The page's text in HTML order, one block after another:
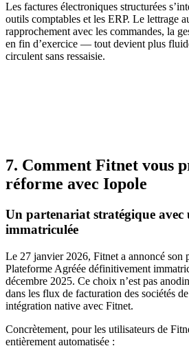
Les factures électroniques structurées
outils comptables et les ERP. Le lettrage
rapprochement avec les commandes, la
en fin d’exercice — tout devient plus
circulent sans ressaisie.
7. Comment Fitnet vous
réforme avec Iopole
Un partenariat stratégique avec
immatriculée
Le 27 janvier 2026, Fitnet a annoncé son
Plateforme Agréée définitivement
décembre 2025. Ce choix n’est pas
dans les flux de facturation des sociétés
intégration native avec Fitnet.
Concrètement, pour les utilisateurs de
entièrement automatisée :